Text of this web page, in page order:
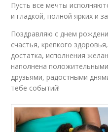
Пусть все мечты
и гладкой, полной ярких и
Поздравляю с днем
счастья, крепкого
достатка, исполнения
наполнена
друзьями, радостными
тебе событий!